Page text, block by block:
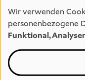
Wir verwenden
personenbezogene
Funktional,